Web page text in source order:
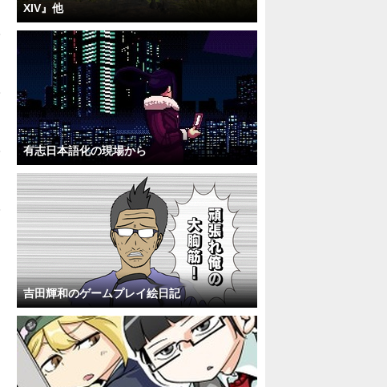
XIV』他
有志日本語化の現場から
吉田輝和のゲームプレイ絵日記